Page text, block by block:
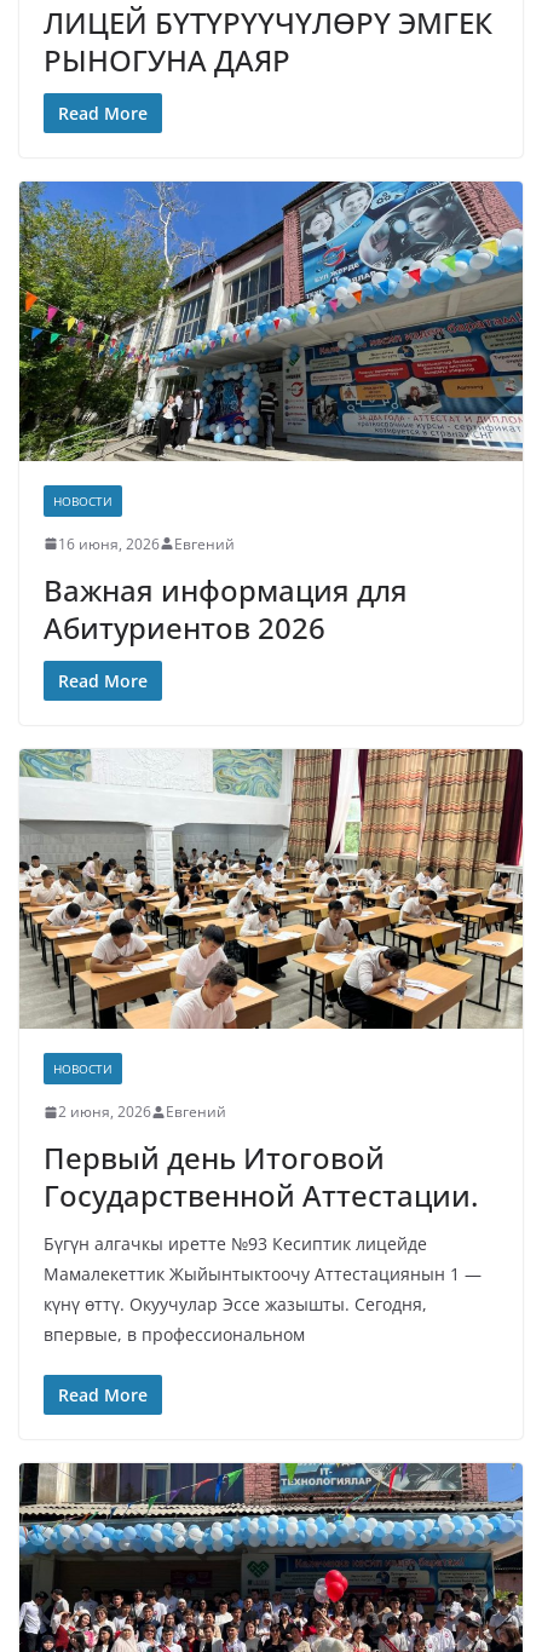
ЛИЦЕЙ БҮТҮРҮҮЧҮЛӨРҮ ЭМГЕК
РЫНОГУНА ДАЯР
Read More
НОВОСТИ
16 июня, 2026 Евгений
Важная информация для
Абитуриентов 2026
Read More
НОВОСТИ
2 июня, 2026 Евгений
Первый день Итоговой
Государственной Аттестации.
Бүгүн алгачкы иретте №93 Кесиптик лицейде
Мамалекеттик Жыйынтыктоочу Аттестациянын 1 —
күнү өттү. Окуучулар Эссе жазышты. Сегодня,
впервые, в профессиональном
Read More